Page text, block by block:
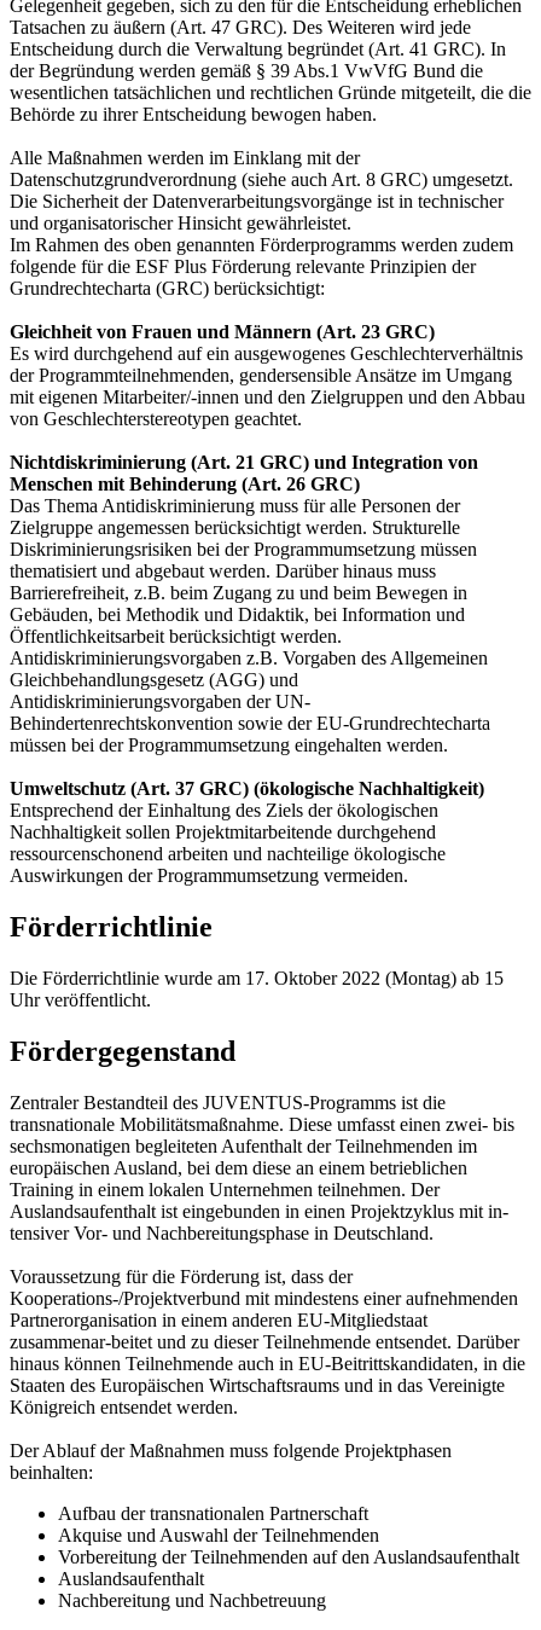
Gelegenheit gegeben, sich zu den für die Entscheidung erheblichen
Tatsachen zu äußern (Art. 47 GRC). Des Weiteren wird jede
Entscheidung durch die Verwaltung begründet (Art. 41 GRC). In
der Begründung werden gemäß § 39 Abs.1 VwVfG Bund die
wesentlichen tatsächlichen und rechtlichen Gründe mitgeteilt, die die
Behörde zu ihrer Entscheidung bewogen haben.
Alle Maßnahmen werden im Einklang mit der
Datenschutzgrundverordnung (siehe auch Art. 8 GRC) umgesetzt.
Die Sicherheit der Datenverarbeitungsvorgänge ist in technischer
und organisatorischer Hinsicht gewährleistet.
Im Rahmen des oben genannten Förderprogramms werden zudem
folgende für die ESF Plus Förderung relevante Prinzipien der
Grundrechtecharta (GRC) berücksichtigt:
Gleichheit von Frauen und Männern (Art. 23 GRC)
Es wird durchgehend auf ein ausgewogenes Geschlechterverhältnis
der Programmteilnehmenden, gendersensible Ansätze im Umgang
mit eigenen Mitarbeiter/-innen und den Zielgruppen und den Abbau
von Geschlechterstereotypen geachtet.
Nichtdiskriminierung (Art. 21 GRC) und Integration von
Menschen mit Behinderung (Art. 26 GRC)
Das Thema Antidiskriminierung muss für alle Personen der
Zielgruppe angemessen berücksichtigt werden. Strukturelle
Diskriminierungsrisiken bei der Programmumsetzung müssen
thematisiert und abgebaut werden. Darüber hinaus muss
Barrierefreiheit, z.B. beim Zugang zu und beim Bewegen in
Gebäuden, bei Methodik und Didaktik, bei Information und
Öffentlichkeitsarbeit berücksichtigt werden.
Antidiskriminierungsvorgaben z.B. Vorgaben des Allgemeinen
Gleichbehandlungsgesetz (AGG) und
Antidiskriminierungsvorgaben der UN-
Behindertenrechtskonvention sowie der EU-Grundrechtecharta
müssen bei der Programmumsetzung eingehalten werden.
Umweltschutz (Art. 37 GRC) (ökologische Nachhaltigkeit)
Entsprechend der Einhaltung des Ziels der ökologischen
Nachhaltigkeit sollen Projektmitarbeitende durchgehend
ressourcenschonend arbeiten und nachteilige ökologische
Auswirkungen der Programmumsetzung vermeiden.
Förderrichtlinie
Die Förderrichtlinie wurde am 17. Oktober 2022 (Montag) ab 15
Uhr veröffentlicht.
Fördergegenstand
Zentraler Bestandteil des JUVENTUS-Programms ist die
transnationale Mobilitätsmaßnahme. Diese umfasst einen zwei- bis
sechsmonatigen begleiteten Aufenthalt der Teilnehmenden im
europäischen Ausland, bei dem diese an einem betrieblichen
Training in einem lokalen Unternehmen teilnehmen. Der
Auslandsaufenthalt ist eingebunden in einen Projektzyklus mit in-
tensiver Vor- und Nachbereitungsphase in Deutschland.
Voraussetzung für die Förderung ist, dass der
Kooperations-/Projektverbund mit mindestens einer aufnehmenden
Partnerorganisation in einem anderen EU-Mitgliedstaat
zusammenar-beitet und zu dieser Teilnehmende entsendet. Darüber
hinaus können Teilnehmende auch in EU-Beitrittskandidaten, in die
Staaten des Europäischen Wirtschaftsraums und in das Vereinigte
Königreich entsendet werden.
Der Ablauf der Maßnahmen muss folgende Projektphasen
beinhalten:
Aufbau der transnationalen Partnerschaft
Akquise und Auswahl der Teilnehmenden
Vorbereitung der Teilnehmenden auf den Auslandsaufenthalt
Auslandsaufenthalt
Nachbereitung und Nachbetreuung